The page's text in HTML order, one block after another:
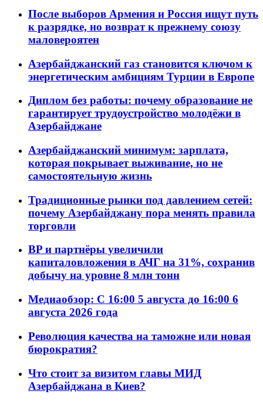
После выборов Армения и Россия ищут путь
к разрядке, но возврат к прежнему союзу
маловероятен
Азербайджанский газ становится ключом к
энергетическим амбициям Турции в Европе
Диплом без работы: почему образование не
гарантирует трудоустройство молодёжи в
Азербайджане
Азербайджанский минимум: зарплата,
которая покрывает выживание, но не
самостоятельную жизнь
Традиционные рынки под давлением сетей:
почему Азербайджану пора менять правила
торговли
BP и партнёры увеличили
капиталовложения в АЧГ на 31%, сохранив
добычу на уровне 8 млн тонн
Медиаобзор: С 16:00 5 августа до 16:00 6
августа 2026 года
Революция качества на таможне или новая
бюрократия?
Что стоит за визитом главы МИД
Азербайджана в Киев?